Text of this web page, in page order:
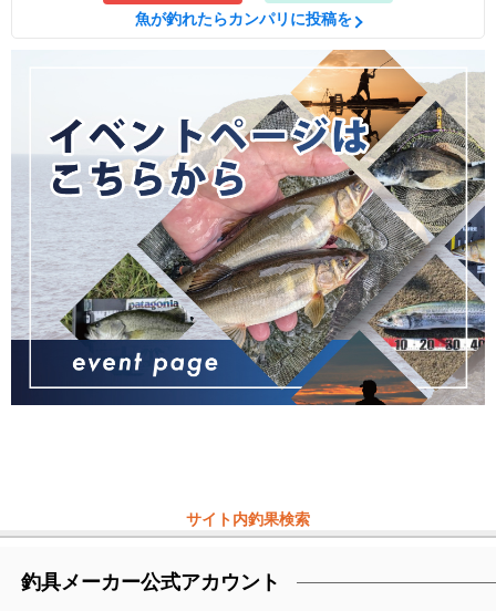
魚が釣れたらカンパリに投稿を
サイト内釣果検索
釣具メーカー公式アカウント